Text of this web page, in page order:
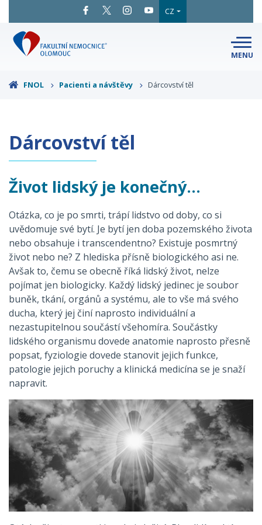
CZ
MENU
MAPAAREÁLU
NEMOCNICI
KONTAKTNÍINFORMACE
FNOL Pacienti a návštěvy Dárcovství těl
Dárcovství těl
Život lidský je konečný...
Otázka, co je po smrti, trápí lidstvo od doby, co si
uvědomuje své bytí. Je bytí jen doba pozemského života
nebo obsahuje i transcendentno? Existuje posmrtný
život nebo ne? Z hlediska přísně biologického asi ne.
Avšak to, čemu se obecně říká lidský život, nelze
pojímat jen biologicky. Každý lidský jedinec je soubor
buněk, tkání, orgánů a systému, ale to vše má svého
ducha, který jej činí naprosto individuální a
nezastupitelnou součástí všehomíra. Součástky
lidského organismu dovede anatomie naprosto přesně
popsat, fyziologie dovede stanovit jejich funkce,
patologie jejich poruchy a klinická medicína se je snaží
napravit.